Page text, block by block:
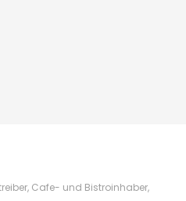
Cafe- und Bistroinhaber,